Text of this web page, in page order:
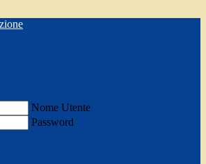
Nome Utente
Password